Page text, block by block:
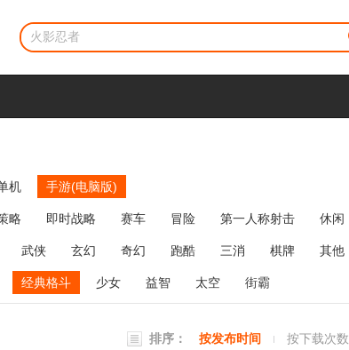
机 手游(电脑版)
略 即时战略 赛车 冒险 第一人称射击 休闲
牌类
麻将 网络游戏 弹幕射击 策略塔防
武侠 玄幻 奇幻 跑酷 三消 棋牌 其他
经典格斗 少女 益智 太空 街霸
排序： 按发布时间 按下载次数